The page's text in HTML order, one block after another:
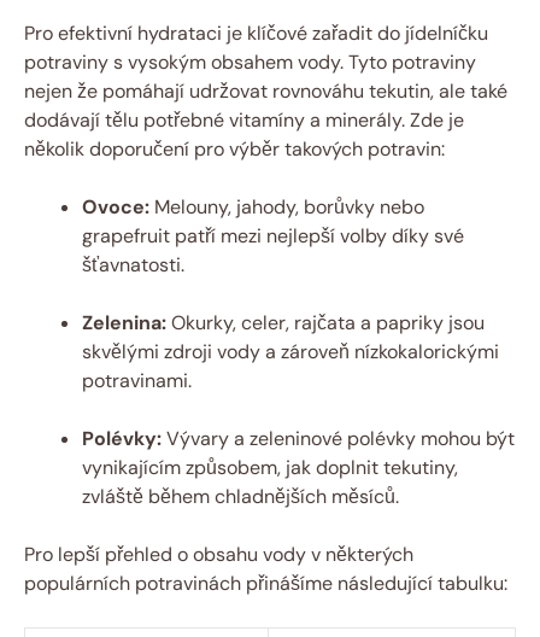
Pro efektivní hydrataci je klíčové zařadit do jídelníčku
potraviny s vysokým obsahem vody. Tyto potraviny
nejen že pomáhají udržovat rovnováhu tekutin, ale také
dodávají tělu potřebné vitamíny a minerály. Zde je
několik doporučení pro výběr takových potravin:
Ovoce: Melouny, jahody, borůvky nebo
grapefruit patří mezi nejlepší volby díky své
šťavnatosti.
Zelenina:Okurky, celer, rajčata a papriky jsou
skvělými zdroji vody a zároveň nízkokalorickými
potravinami.
Polévky:Vývary a zeleninové polévky mohou být
vynikajícím způsobem, jak doplnit tekutiny,
zvláště během chladnějších měsíců.
Pro lepší přehled o obsahu vody v některých
populárních potravinách přinášíme následující tabulku: